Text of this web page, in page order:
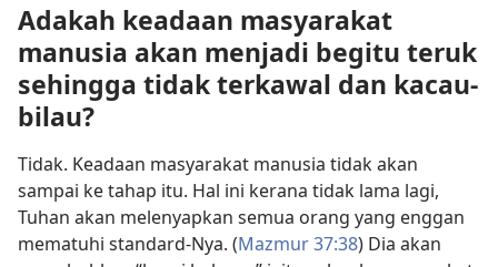
Adakah keadaan masyarakat
manusia akan menjadi begitu teruk
sehingga tidak terkawal dan kacau-
bilau?
Tidak. Keadaan masyarakat manusia tidak akan
sampai ke tahap itu. Hal ini kerana tidak lama lagi,
Tuhan akan melenyapkan semua orang yang enggan
mematuhi standard-Nya. (Mazmur 37:38) Dia akan